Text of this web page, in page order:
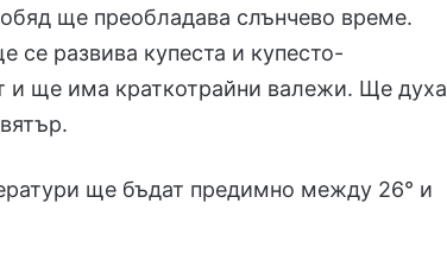
ще преобладава слънчево време.
се развива купеста и купесто-
и ще има краткотрайни валежи. Ще духа
ще бъдат предимно между 26° и